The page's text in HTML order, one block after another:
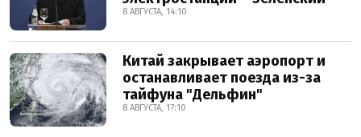
8 АВГУСТА, 14:10
Китай закрывает аэропорт и
останавливает поезда из-за
тайфуна "Дельфин"
8 АВГУСТА, 17:10